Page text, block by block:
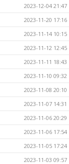
2023-12-04 21:47
2023-11-20 17:16
2023-11-14 10:15
2023-11-12 12:45
2023-11-11 18:43
2023-11-10 09:32
2023-11-08 20:10
2023-11-07 14:31
2023-11-06 20:29
2023-11-06 17:54
2023-11-05 17:24
2023-11-03 09:57